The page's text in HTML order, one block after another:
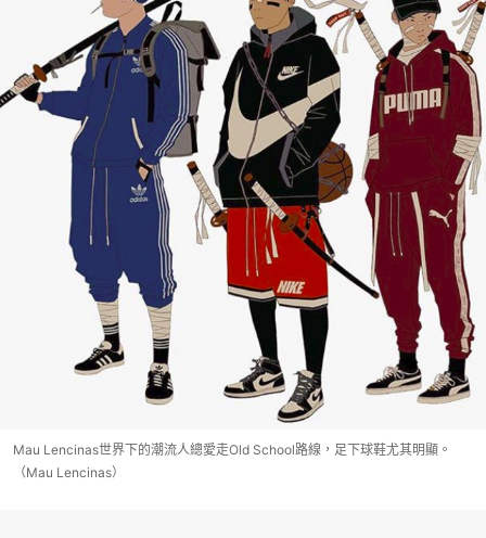
Mau Lencinas世界下的潮流人總愛走Old School路線，足下球鞋尤其明顯。
（Mau Lencinas）